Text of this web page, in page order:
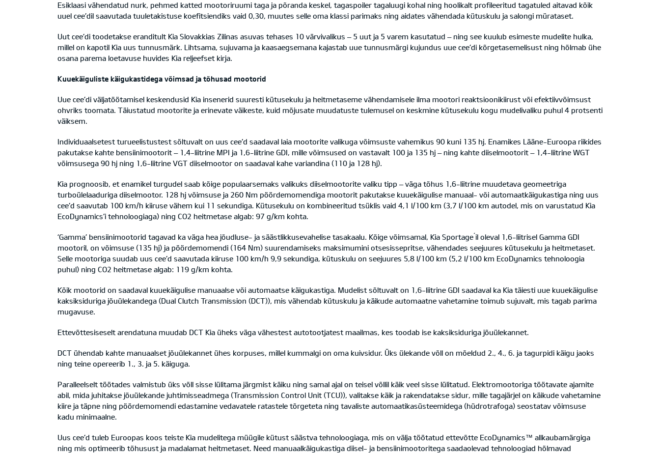
Esiklaasi vähendatud nurk, pehmed katted mootoriruumi taga ja põranda keskel, tagaspoiler tagaluugi kohal ning hoolikalt profileeritud tagatuled aitavad kõik
uuel cee’dil saavutada tuuletakistuse koefitsiendiks vaid 0,30, muutes selle oma klassi parimaks ning aidates vähendada kütuskulu ja salongi mürataset.
Uut cee’di toodetakse eranditult Kia Slovakkias Zilinas asuvas tehases 10 värvivalikus – 5 uut ja 5 varem kasutatud – ning see kuulub esimeste mudelite hulka,
millel on kapotil Kia uus tunnusmärk. Lihtsama, sujuvama ja kaasaegsemana kajastab uue tunnusmärgi kujundus uue cee’di kõrgetasemelisust ning hõlmab ühe
osana parema loetavuse huvides Kia reljeefset kirja.
Kuuekäiguliste käigukastidega võimsad ja tõhusad mootorid
Uue cee’di väljatöötamisel keskendusid Kia insenerid suuresti kütusekulu ja heitmetaseme vähendamisele ilma mootori reaktsioonikiirust või efektiivvõimsust
ohvriks toomata. Täiustatud mootorite ja erinevate väikeste, kuid mõjusate muudatuste tulemusel on keskmine kütusekulu kogu mudelivaliku puhul 4 protsenti
väiksem.
Individuaalsetest turueelistustest sõltuvalt on uus cee’d saadaval laia mootorite valikuga võimsuste vahemikus 90 kuni 135 hj. Enamikes Lääne-Euroopa riikides
pakutakse kahte bensiinimootorit – 1,4-liitrine MPI ja 1,6-liitrine GDI, mille võimsused on vastavalt 100 ja 135 hj – ning kahte diiselmootorit – 1,4-liitrine WGT
võimsusega 90 hj ning 1,6-liitrine VGT diiselmootor on saadaval kahe variandina (110 ja 128 hj).
Kia prognoosib, et enamikel turgudel saab kõige populaarsemaks valikuks diiselmootorite valiku tipp – väga tõhus 1,6-liitrine muudetava geomeetriga
turboülelaaduriga diiselmootor. 128 hj võimsuse ja 260 Nm pöördemomendiga mootorit pakutakse kuuekäigulise manuaal- või automaatkäigukastiga ning uus
cee’d saavutab 100 km/h kiiruse vähem kui 11 sekundiga. Kütusekulu on kombineeritud tsüklis vaid 4,1 l/100 km (3,7 l/100 km autodel, mis on varustatud Kia
EcoDynamics’i tehnoloogiaga) ning CO2 heitmetase algab: 97 g/km kohta.
‘Gamma’ bensiinimootorid tagavad ka väga hea jõudluse- ja säästlikkusevahelise tasakaalu. Kõige võimsamal, Kia Sportage´il oleval 1,6-liitrisel Gamma GDI
mootoril, on võimsuse (135 hj) ja pöördemomendi (164 Nm) suurendamiseks maksimumini otsesissepritse, vähendades seejuures kütusekulu ja heitmetaset.
Selle mootoriga suudab uus cee’d saavutada kiiruse 100 km/h 9,9 sekundiga, kütuskulu on seejuures 5,8 l/100 km (5,2 l/100 km EcoDynamics tehnoloogia
puhul) ning CO2 heitmetase algab: 119 g/km kohta.
Kõik mootorid on saadaval kuuekäigulise manuaalse või automaatse käigukastiga. Mudelist sõltuvalt on 1,6-liitrine GDI saadaval ka Kia täiesti uue kuuekäigulise
kaksiksiduriga jõuülekandega (Dual Clutch Transmission (DCT)), mis vähendab kütuskulu ja käikude automaatne vahetamine toimub sujuvalt, mis tagab parima
mugavuse.
Ettevõttesiseselt arendatuna muudab DCT Kia üheks väga vähestest autotootjatest maailmas, kes toodab ise kaksiksiduriga jõuülekannet.
DCT ühendab kahte manuaalset jõuülekannet ühes korpuses, millel kummalgi on oma kuivsidur. Üks ülekande võll on mõeldud 2., 4., 6. ja tagurpidi käigu jaoks
ning teine opereerib 1., 3. ja 5. käiguga.
Paralleelselt töötades valmistub üks võll sisse lülitama järgmist käiku ning samal ajal on teisel võllil käik veel sisse lülitatud. Elektromootoriga töötavate ajamite
abil, mida juhitakse jõuülekande juhtimisseadmega (Transmission Control Unit (TCU)), valitakse käik ja rakendatakse sidur, mille tagajärjel on käikude vahetamine
kiire ja täpne ning pöördemomendi edastamine vedavatele ratastele tõrgeteta ning tavaliste automaatikasüsteemidega (hüdrotrafoga) seostatav võimsuse
kadu minimaalne.
Uus cee’d tuleb Euroopas koos teiste Kia mudelitega müügile kütust säästva tehnoloogiaga, mis on välja töötatud ettevõtte EcoDynamics™ allkaubamärgiga
ning mis optimeerib tõhusust ja madalamat heitmetaset. Need manuaalkäigukastiga diisel- ja bensiinimootoritega saadaolevad tehnoloogiad hõlmavad